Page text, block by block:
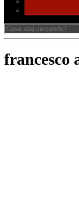
francesco